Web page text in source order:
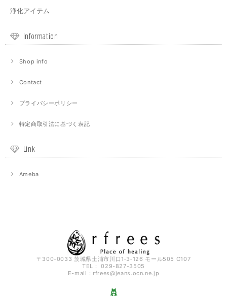
浄化アイテム
Information
Shop info
Contact
プライバシーポリシー
特定商取引法に基づく表記
Link
Ameba
〒300-0033 茨城県土浦市川口1‐3‐126 モール505 C107
TEL： 029-827-3505
E-mail： rfrees@jeans.ocn.ne.jp